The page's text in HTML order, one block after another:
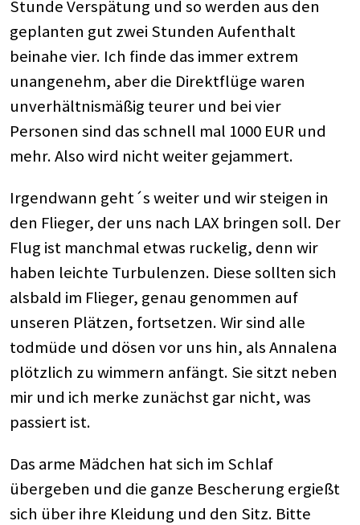
Stunde Verspätung und so werden aus den
geplanten gut zwei Stunden Aufenthalt
beinahe vier. Ich finde das immer extrem
unangenehm, aber die Direktflüge waren
unverhältnismäßig teurer und bei vier
Personen sind das schnell mal 1000 EUR und
mehr. Also wird nicht weiter gejammert.
Irgendwann geht´s weiter und wir steigen in
den Flieger, der uns nach LAX bringen soll. Der
Flug ist manchmal etwas ruckelig, denn wir
haben leichte Turbulenzen. Diese sollten sich
alsbald im Flieger, genau genommen auf
unseren Plätzen, fortsetzen. Wir sind alle
todmüde und dösen vor uns hin, als Annalena
plötzlich zu wimmern anfängt. Sie sitzt neben
mir und ich merke zunächst gar nicht, was
passiert ist.
Das arme Mädchen hat sich im Schlaf
übergeben und die ganze Bescherung ergießt
sich über ihre Kleidung und den Sitz. Bitte